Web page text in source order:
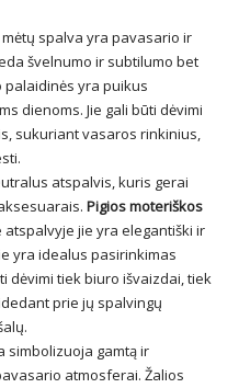
spalva yra pavasario ir
švelnumo ir subtilumo bet
palaidinės yra puikus
dienoms. Jie gali būti dėvimi
sukuriant vasaros rinkinius,
atspalvis, kuris gerai
Pigios moteriškos
atspalvyje jie yra elegantiški ir
yra idealus pasirinkimas
dėvimi tiek biuro išvaizdai, tiek
prie jų spalvingų
simbolizuoja gamtą ir
atmosferai. Žalios